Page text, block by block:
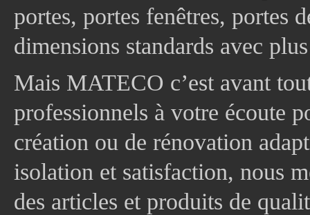
portes, portes fenêtres, portes
dimensions standards avec
Mais MATECO c’est avant
professionnels à votre écoute
création ou de rénovation
isolation et satisfaction, nous
des articles et produits de